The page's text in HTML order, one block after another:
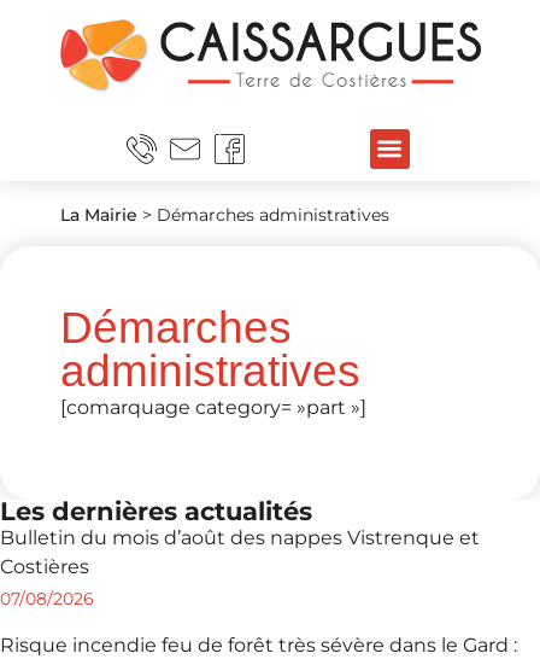
La Mairie > Démarches administratives
Démarches
administratives
[comarquage category= »part »]
Les dernières actualités
Bulletin du mois d’août des nappes Vistrenque et
Costières
07/08/2026
Risque incendie feu de forêt très sévère dans le Gard :